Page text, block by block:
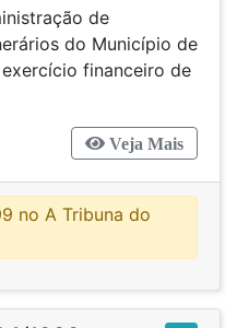
de
do Município de
financeiro de
Veja Mais
no A Tribuna do